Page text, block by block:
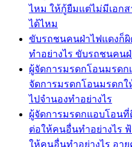
ไหม ให้กู้ยืมแต่ไม่มีเอก
ได้ไหม
ขับรถชนคนฝ่าไฟแดงก็
ทำอย่างไร ขับรถชนคน
ผู้จัดการมรดกโอนมรดก
จัดการมรดกโอนมรดกใ
ไปจำนองทำอย่างไร
ผู้จัดการมรดกแอบโอนที่
ต่อให้คนอื่นทำอย่างไร
ให้คนอื่นทำอย่างไร อา